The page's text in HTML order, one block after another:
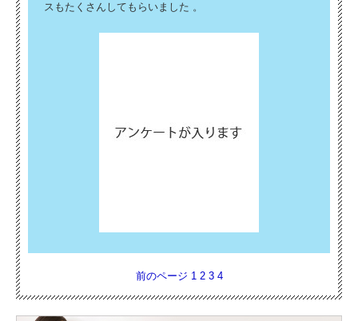
スもたくさんしてもらいました 。
前のページ 1 2 3 4